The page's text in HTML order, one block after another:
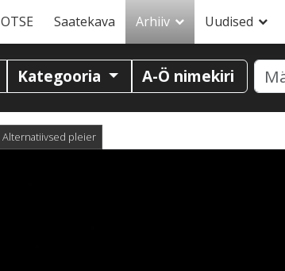
OTSE Saatekava Arhiiv Uudised
Kategooria A-Ö nimekiri
Alternatiivsed pleier